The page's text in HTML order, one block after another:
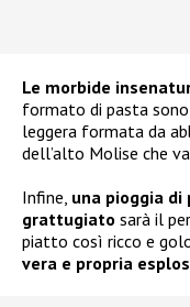
Le morbide
formato di pasta
leggera formata da
dell’alto Molise che
Infine, una pioggia
grattugiato sarà il
piatto così ricco e
vera e propria